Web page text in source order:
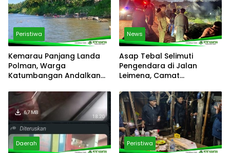
Peristiwa
Kemarau Panjang Landa
Polman, Warga
Katumbangan Andalkan
Konsumsi
News
Asap Tebal Selimuti
Pengendara di Jalan
Leimena, Camat
Respons Aduan Warga
Daerah Peristiwa